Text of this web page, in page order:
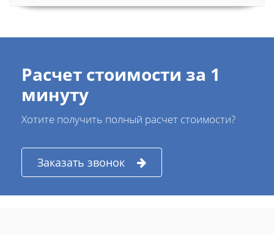
Расчет стоимости за 1
минуту
Хотите получить полный расчет стоимости?
Заказать звонок